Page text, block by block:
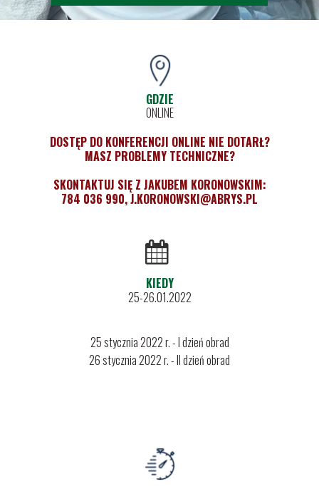
GDZIE
ONLINE
DOSTĘP DO KONFERENCJI ONLINE NIE DOTARŁ?
MASZ PROBLEMY TECHNICZNE?
SKONTAKTUJ SIĘ Z JAKUBEM KORONOWSKIM:
784 036 990, J.KORONOWSKI@ABRYS.PL
KIEDY
25-26.01.2022
25 stycznia 2022 r. - I dzień obrad
26 stycznia 2022 r. - II dzień obrad